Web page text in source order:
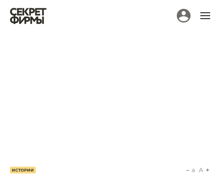
ИСТОРИИ a A